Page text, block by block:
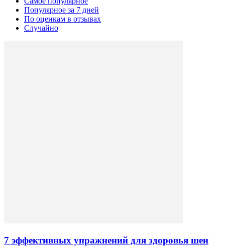
Популярное за 7 дней
По оценкам в отзывах
Случайно
7 эффективных упражнений для здоровья шеи